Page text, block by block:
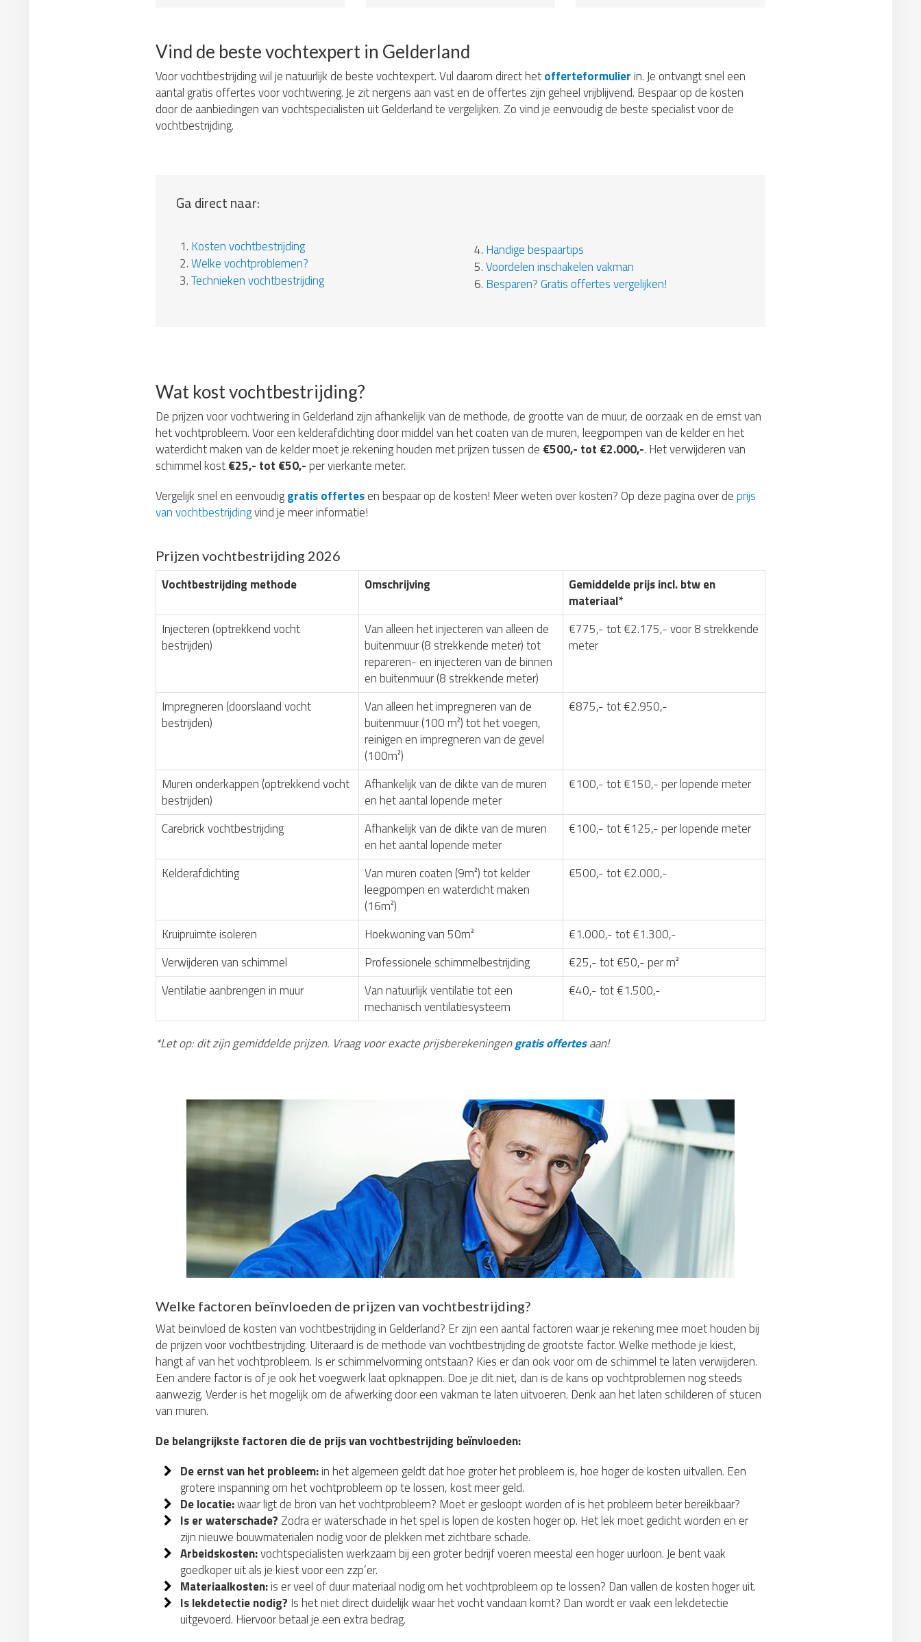
Vind de beste vochtexpert in Gelderland
Voor vochtbestrijding wil je natuurlijk de beste vochtexpert. Vul daarom direct hetofferteformulier in. Je ontvangt snel een
aantal gratis offertes voor vochtwering. Je zit nergens aan vast en de offertes zijn geheel vrijblijvend. Bespaar op de kosten
door de aanbiedingen van vochtspecialisten uit Gelderland te vergelijken. Zo vind je eenvoudig de beste specialist voor de
vochtbestrijding.
Ga direct naar:
1. Kosten vochtbestrijding
2.Welke vochtproblemen?
3.Technieken vochtbestrijding
4. Handige bespaartips
5.Voordelen inschakelen vakman
6. Besparen? Gratis offertes vergelijken!
Wat kost vochtbestrijding?
De prijzen voor vochtwering in Gelderland zijn afhankelijk van de methode, de grootte van de muur, de oorzaak en de ernst van
het vochtprobleem. Voor een kelderafdichting door middel van het coaten van de muren, leegpompen van de kelder en het
waterdicht maken van de kelder moet je rekening houden met prijzen tussen de €500,- tot €2.000,-. Het verwijderen van
schimmel kost€25,- tot €50,- per vierkante meter.
Vergelijk snel en eenvoudiggratis offertesen bespaar op de kosten! Meer weten over kosten? Op deze pagina over deprijs
van vochtbestrijdingvind je meer informatie!
Prijzen vochtbestrijding 2026
Vochtbestrijding methode Omschrijving
Gemiddelde prijs incl. btw en
materiaal*
Injecteren (optrekkend vocht
bestrijden)
Van alleen het injecteren van alleen de
buitenmuur (8 strekkende meter) tot
repareren- en injecteren van de binnen
en buitenmuur (8 strekkende meter)
€775,- tot €2.175,- voor 8 strekkende
meter
Impregneren (doorslaand vocht
bestrijden)
Van alleen het impregneren van de
buitenmuur (100 m²) tot het voegen,
reinigen en impregneren van de gevel
(100m²)
€875,- tot €2.950,-
Muren onderkappen (optrekkend vocht
bestrijden)
Afhankelijk van de dikte van de muren
en het aantal lopende meter
€100,- tot €150,- per lopende meter
Carebrick vochtbestrijding
Afhankelijk van de dikte van de muren
en het aantal lopende meter
€100,- tot €125,- per lopende meter
Kelderafdichting
Van muren coaten (9m²) tot kelder
leegpompen en waterdicht maken
(16m²)
€500,- tot €2.000,-
Kruipruimte isoleren Hoekwoning van 50m²
€1.000,- tot €1.300,-
Verwijderen van schimmel
Professionele schimmelbestrijding
€25,- tot €50,- per m²
Ventilatie aanbrengen in muur
Van natuurlijk ventilatie tot een
mechanisch ventilatiesysteem
€40,- tot €1.500,-
*Let op: dit zijn gemiddelde prijzen. Vraag voor exacte prijsberekeningengratis offertesaan!
Welke factoren beïnvloeden de prijzen van vochtbestrijding?
Wat beïnvloed de kosten van vochtbestrijding in Gelderland? Er zijn een aantal factoren waar je rekening mee moet houden bij
de prijzen voor vochtbestrijding. Uiteraard is de methode van vochtbestrijding de grootste factor. Welke methode je kiest,
hangt af van het vochtprobleem. Is er schimmelvorming ontstaan? Kies er dan ook voor om de schimmel te laten verwijderen.
Een andere factor is of je ook het voegwerk laat opknappen. Doe je dit niet, dan is de kans op vochtproblemen nog steeds
aanwezig. Verder is het mogelijk om de afwerking door een vakman te laten uitvoeren. Denk aan het laten schilderen of stucen
van muren.
De belangrijkste factoren die de prijs van vochtbestrijding beïnvloeden:
De ernst van het probleem:in het algemeen geldt dat hoe groter het probleem is, hoe hoger de kosten uitvallen. Een
grotere inspanning om het vochtprobleem op te lossen, kost meer geld.
De locatie:waar ligt de bron van het vochtprobleem? Moet er gesloopt worden of is het probleem beter bereikbaar?
Is er waterschade? Zodra er waterschade in het spel is lopen de kosten hoger op. Het lek moet gedicht worden en er
zijn nieuwe bouwmaterialen nodig voor de plekken met zichtbare schade.
Arbeidskosten:vochtspecialisten werkzaam bij een groter bedrijf voeren meestal een hoger uurloon. Je bent vaak
goedkoper uit als je kiest voor een zzp’er.
Materiaalkosten:is er veel of duur materiaal nodig om het vochtprobleem op te lossen? Dan vallen de kosten hoger uit.
Is lekdetectie nodig? Is het niet direct duidelijk waar het vocht vandaan komt? Dan wordt er vaak een lekdetectie
uitgevoerd. Hiervoor betaal je een extra bedrag.